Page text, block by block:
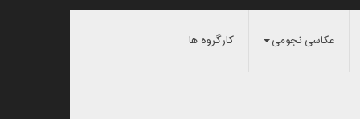
عکاسی نجومی کارگروه ها